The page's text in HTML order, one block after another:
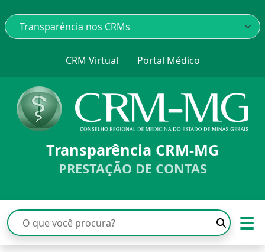
CRM Virtual Portal Médico
Transparência CRM-MG
PRESTAÇÃO DE CONTAS
☰